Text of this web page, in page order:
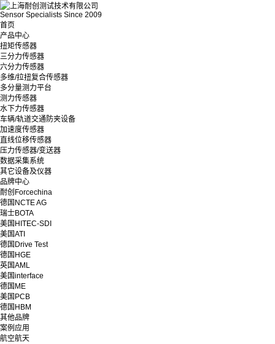
Sensor Specialists Since 2009
首页
产品中心
扭矩传感器
三分力传感器
六分力传感器
多维/拉扭复合传感器
多分量测力平台
测力传感器
水下力传感器
车辆/轨道交通防夹设备
加速度传感器
直线位移传感器
压力传感器/变送器
数据采集系统
其它设备及仪器
品牌中心
耐创Forcechina
德国NCTE AG
瑞士BOTA
美国HITEC-SDI
美国ATI
德国Drive Test
德国HGE
英国AML
美国interface
德国ME
美国PCB
德国HBM
其他品牌
案例应用
航空航天